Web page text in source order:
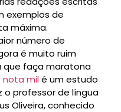
exemplos de
máxima.
número de
é muito ruim
que faça maratona
mil é um estudo
o professor de língua
Oliveira, conhecido